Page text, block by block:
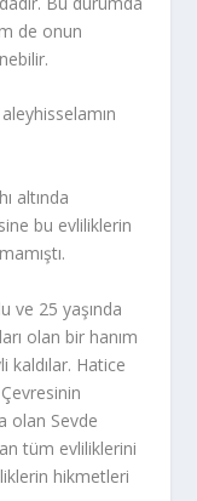
de onun
altında
bu evliliklerin
ve 25 yaşında
olan bir hanım
kaldılar. Hatice
olan Sevde
tüm evliliklerini
hikmetleri